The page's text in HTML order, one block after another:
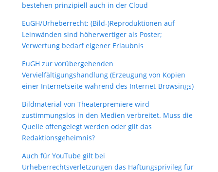
bestehen prinzipiell auch in der Cloud
EuGH/Urheberrecht: (Bild-)Reproduktionen auf
Leinwänden sind höherwertiger als Poster;
Verwertung bedarf eigener Erlaubnis
EuGH zur vorübergehenden
Vervielfältigungshandlung (Erzeugung von Kopien
einer Internetseite während des Internet-Browsings)
Bildmaterial von Theaterpremiere wird
zustimmungslos in den Medien verbreitet. Muss die
Quelle offengelegt werden oder gilt das
Redaktionsgeheimnis?
Auch für YouTube gilt bei
Urheberrechtsverletzungen das Haftungsprivileg für